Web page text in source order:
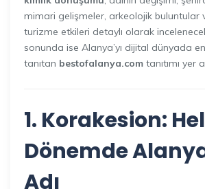
mimari gelişmeler, arkeolojik buluntular
turizme etkileri detaylı olarak
sonunda ise Alanya’yı dijital dünyada
tanıtan bestofalanya.com tanıtımı yer
1. Korakesion:
Dönemde
Adı